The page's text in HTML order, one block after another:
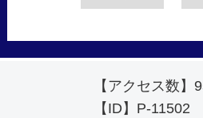
【アクセス数】
【ID】 P-11502